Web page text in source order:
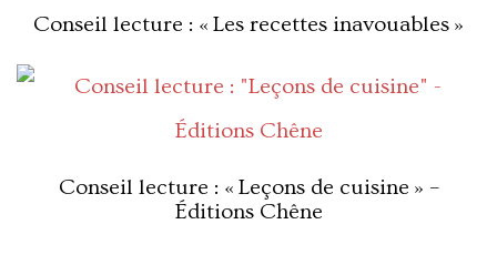
Conseil lecture : « Les recettes inavouables »
Conseil lecture : « Leçons de cuisine » –
Éditions Chêne